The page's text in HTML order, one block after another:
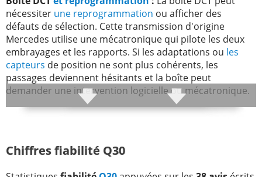
nécessiter une reprogrammation ou afficher des
défauts de sélection. Cette transmission d'origine
Mercedes utilise une mécatronique qui pilote les deux
embrayages et les rapports. Si les adaptations ou les
capteurs de position ne sont plus cohérents, les
passages deviennent hésitants et la boîte peut
demander une intervention logicielle ou mécatronique.
électroniquequi reste actif à l'arrêt. Le courant de repos
Chiffres fiabilité Q30